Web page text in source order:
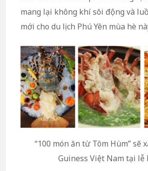
mang lại không khí sôi động và
mới cho du lịch Phú Yên mùa hè
“100 món ăn từ Tôm Hùm” sẽ
Guiness Việt Nam tại lễ